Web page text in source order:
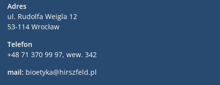
Adres
ul. Rudolfa Weigla 12
53-114 Wrocław
Telefon
+48 71 370 99 97, wew. 342
mail: bioetyka@hirszfeld.pl